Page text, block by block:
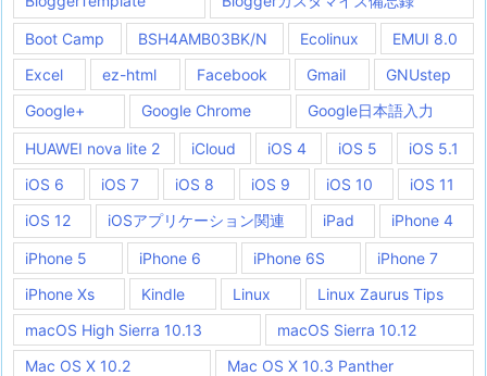
Boot Camp BSH4AMB03BK/N Ecolinux
EMUI 8.0
Excel
ez-html Facebook Gmail
GNUstep
Google+
Google Chrome Google日本語入力
HUAWEI nova lite 2 iCloud iOS 4 iOS 5
iOS 5.1
iOS 6
iOS 7 iOS 8 iOS 9 iOS 10
iOS 11
iOS 12
iOSアプリケーション関連 iPad iPhone 4
iPhone 5 iPhone 6 iPhone 6S
iPhone 7
iPhone Xs
Kindle Linux
Linux Zaurus Tips
macOS High Sierra 10.13
macOS Sierra 10.12
Mac OS X 10.2
Mac OS X 10.3 Panther